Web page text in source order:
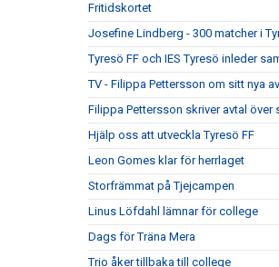
Fritidskortet
Josefine Lindberg - 300 matcher i
Tyresö FF och IES Tyresö inleder
TV - Filippa Pettersson om sitt nya
Filippa Pettersson skriver avtal över
Hjälp oss att utveckla Tyresö FF
Leon Gomes klar för herrlaget
Storfrämmat på Tjejcampen
Linus Löfdahl lämnar för college
Dags för Träna Mera
Trio åker tillbaka till college